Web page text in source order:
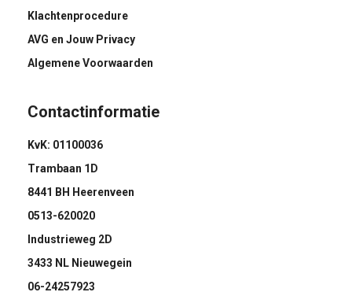
Klachtenprocedure
AVG en Jouw Privacy
Algemene Voorwaarden
Contactinformatie
KvK: 01100036
Trambaan 1D
8441 BH Heerenveen
0513-620020
Industrieweg 2D
3433 NL Nieuwegein
06-24257923